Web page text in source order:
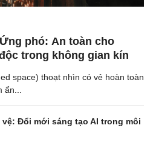
phó: An toàn cho
trong không gian kín
space) thoạt nhìn có vẻ hoàn toàn
Đổi mới sáng tạo AI trong môi